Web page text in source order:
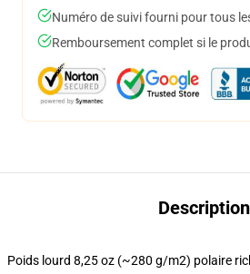
Numéro de suivi fourni pour tous
Remboursement complet si le
Description
Poids lourd 8,25 oz (~280 g/m2) polaire